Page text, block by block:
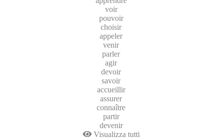
voir
pouvoir
choisir
appeler
venir
parler
agir
devoir
savoir
accueillir
assurer
connaître
partir
devenir
Visualizza tutti